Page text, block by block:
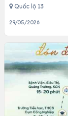
Quốc lộ 13
29/05/2026